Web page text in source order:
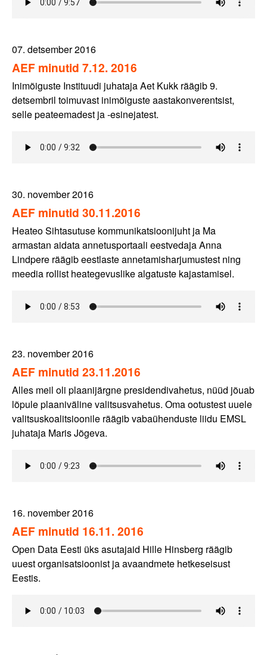
07. detsember 2016
AEF minutid 7.12. 2016
Inimõiguste Instituudi juhataja Aet Kukk räägib 9.
detsembril toimuvast inimõiguste aastakonverentsist,
selle peateemadest ja -esinejatest.
30. november 2016
AEF minutid 30.11.2016
Heateo Sihtasutuse kommunikatsioonijuht ja Ma
armastan aidata annetusportaali eestvedaja Anna
Lindpere räägib eestlaste annetamisharjumustest ning
meedia rollist heategevuslike algatuste kajastamisel.
23. november 2016
AEF minutid 23.11.2016
Alles meil oli plaanijärgne presidendivahetus, nüüd jõuab
lõpule plaaniväline valitsusvahetus. Oma ootustest uuele
valitsuskoalitsioonile räägib vabaühenduste liidu EMSL
juhataja Maris Jõgeva.
16. november 2016
AEF minutid 16.11. 2016
Open Data Eesti üks asutajaid Hille Hinsberg räägib
uuest organisatsioonist ja avaandmete hetkeseisust
Eestis.